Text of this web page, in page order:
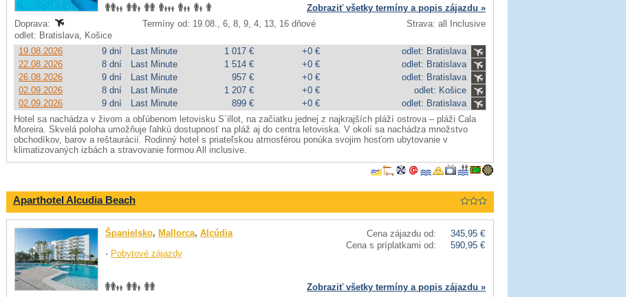
Zobraziť všetky termíny a popis zájazdu »
Doprava:
Termíny od: 19.08., 6, 8, 9, 4, 13, 16 dňové
Strava: all Inclusive
odlet: Bratislava, Košice
19.08.2026
9 dní Last Minute 1 017 € +0 €
odlet: Bratislava
22.08.2026
8 dní Last Minute 1 514 € +0 €
odlet: Bratislava
26.08.2026
9 dní Last Minute 957 € +0 €
odlet: Bratislava
02.09.2026
8 dní Last Minute 1 207 € +0 €
odlet: Košice
02.09.2026
9 dní Last Minute 899 € +0 €
odlet: Bratislava
Hotel sa nachádza v živom a obľúbenom letovisku S´illot, na začiatku jednej z najkrajších pláží ostrova – pláži Cala
Moreira. Skvelá poloha umožňuje ľahkú dostupnosť na pláž aj do centra letoviska. V okolí sa nachádza množstvo
obchodíkov, barov a reštaurácií. Rodinný hotel s priateľskou atmosférou ponúka svojim hosťom ubytovanie v
klimatizovaných izbách a stravovanie formou All inclusive.
Aparthotel Alcudia Beach
Cena zájazdu od:
345,95 €
Cena s príplatkami od:
590,95 €
Španielsko, Mallorca, Alcúdia
- Pobytové zájazdy
Zobraziť všetky termíny a popis zájazdu »